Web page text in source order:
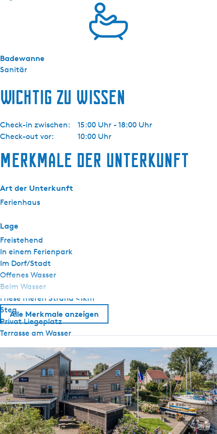
Sanitär
Badewanne
Wichtig zu wissen
Check-in zwischen:
15:00 Uhr - 18:00 Uhr
Check-out vor:
10:00 Uhr
Merkmale der Unterkunft
Art der Unterkunft
Ferienhaus
Lage
Freistehend
In einem Ferienpark
Im Dorf/Stadt
Offenes Wasser
Beim Wasser
Friese meren Strand <1km
Steg
Privat Liegeplatz
Terrasse am Wasser
Allgemein
Haustiere nach Absprache erlaubt
Nichtraucher
WiFi (privat)
Bettdecken
Grill
Alle Merkmale anzeigen